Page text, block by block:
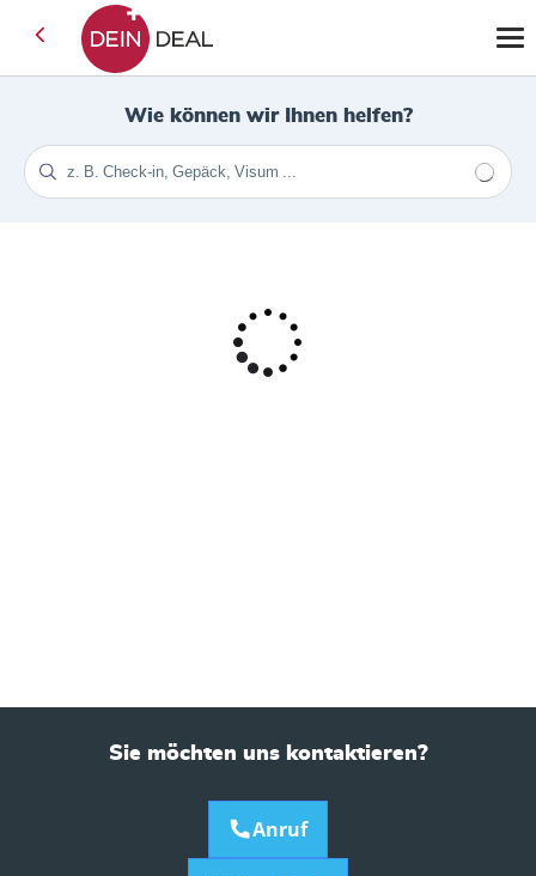
Wie können wir Ihnen helfen?
Sie möchten uns kontaktieren?
Anruf